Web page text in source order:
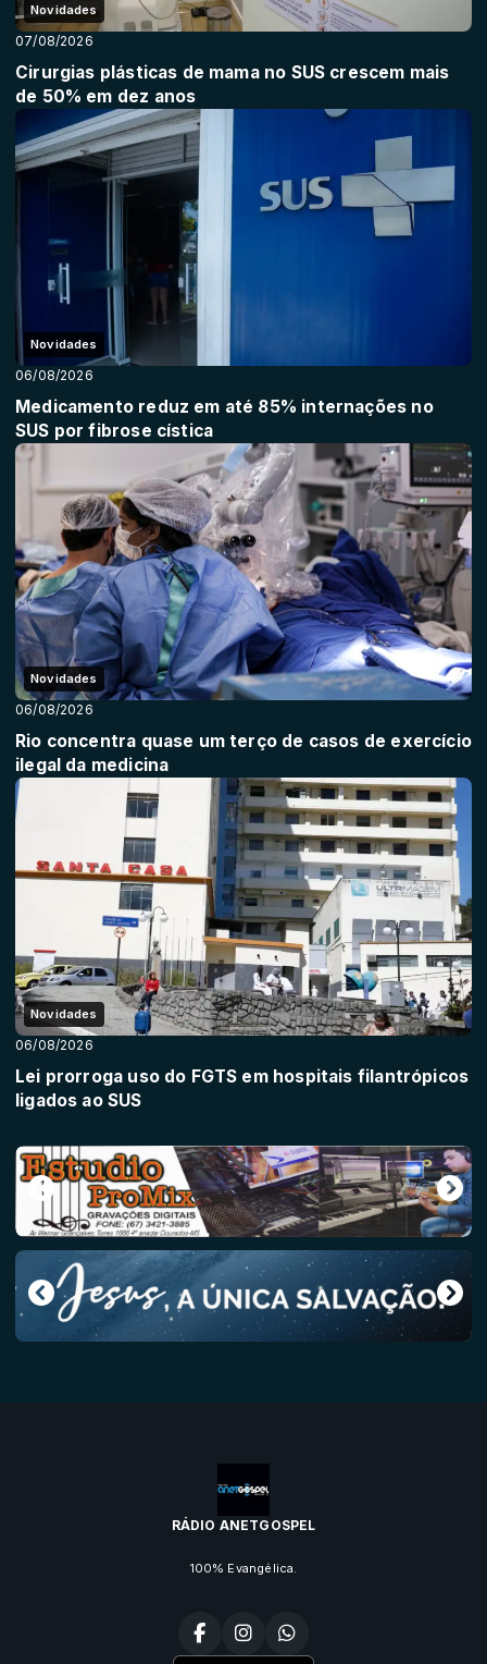
Novidades
07/08/2026
Cirurgias plásticas de mama no SUS crescem mais
de 50% em dez anos
Novidades
06/08/2026
Medicamento reduz em até 85% internações no
SUS por fibrose cística
Novidades
06/08/2026
Rio concentra quase um terço de casos de exercício
ilegal da medicina
Novidades
06/08/2026
Lei prorroga uso do FGTS em hospitais filantrópicos
ligados ao SUS
RÁDIO ANETGOSPEL
100% Evangélica.